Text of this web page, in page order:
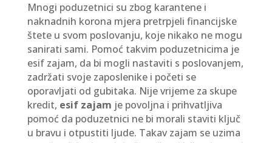
Mnogi poduzetnici su zbog karantene i
naknadnih korona mjera pretrpjeli financijske
štete u svom poslovanju, koje nikako ne mogu
sanirati sami. Pomoć takvim poduzetnicima je
esif zajam, da bi mogli nastaviti s poslovanjem,
zadržati svoje zaposlenike i početi se
oporavljati od gubitaka. Nije vrijeme za skupe
kredit, esif zajam je povoljna i prihvatljiva
pomoć da poduzetnici ne bi morali staviti ključ
u bravu i otpustiti ljude. Takav zajam se uzima